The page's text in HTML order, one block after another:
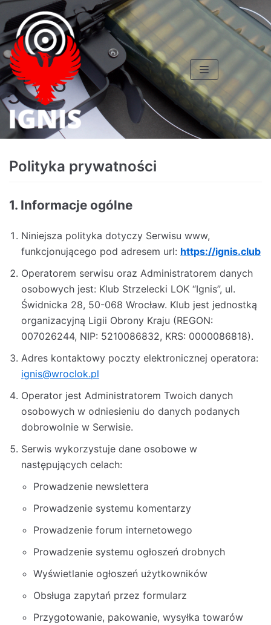
Skocz
do
treści
Polityka prywatności
1. Informacje ogólne
Niniejsza polityka dotyczy Serwisu www,
funkcjonującego pod adresem url: https://ignis.club
Operatorem serwisu oraz Administratorem danych
osobowych jest: Klub Strzelecki LOK “Ignis”, ul.
Świdnicka 28, 50-068 Wrocław. Klub jest jednostką
organizacyjną Ligii Obrony Kraju (REGON:
007026244, NIP: 5210086832, KRS: 0000086818).
Adres kontaktowy poczty elektronicznej operatora:
ignis@wroclok.pl
Operator jest Administratorem Twoich danych
osobowych w odniesieniu do danych podanych
dobrowolnie w Serwisie.
Serwis wykorzystuje dane osobowe w
następujących celach:
Prowadzenie newslettera
Prowadzenie systemu komentarzy
Prowadzenie forum internetowego
Prowadzenie systemu ogłoszeń drobnych
Wyświetlanie ogłoszeń użytkowników
Obsługa zapytań przez formularz
Przygotowanie, pakowanie, wysyłka towarów